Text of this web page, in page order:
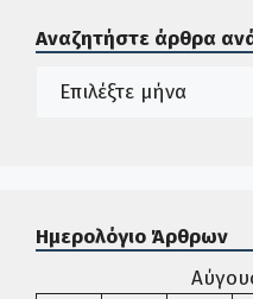
Αναζητήστε άρθρα
Ιστορικό
Ημερολόγιο Άρθρων